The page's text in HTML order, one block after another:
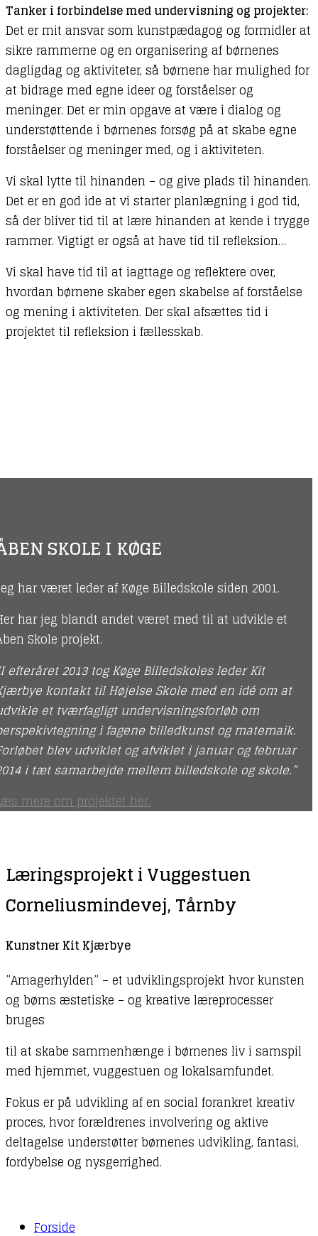
Tanker i forbindelse med undervisning og projekter:
Det er mit ansvar som kunstpædagog og formidler at
sikre rammerne og en organisering af børnenes
dagligdag og aktiviteter, så børnene har mulighed for
at bidrage med egne ideer og forståelser og
meninger. Det er min opgave at være i dialog og
understøttende i børnenes forsøg på at skabe egne
forståelser og meninger med, og i aktiviteten.
Vi skal lytte til hinanden – og give plads til hinanden.
Det er en god ide at vi starter planlægning i god tid,
så der bliver tid til at lære hinanden at kende i trygge
rammer. Vigtigt er også at have tid til refleksion…
Vi skal have tid til at iagttage og reflektere over,
hvordan børnene skaber egen skabelse af forståelse
og mening i aktiviteten. Der skal afsættes tid i
projektet til refleksion i fællesskab.
SKOLE I KØGE
har været leder af Køge Billedskole siden 2001.
har jeg blandt andet været med til at udvikle et
Skole projekt.
efteråret 2013 tog Køge Billedskoles leder Kit
kontakt til Højelse Skole med en idé om at
et tværfagligt undervisningsforløb om
i fagene billedkunst og matemaik.
blev udviklet og afviklet i januar og februar
i tæt samarbejde mellem billedskole og skole.”
mere om projektet her.
Læringsprojekt iVuggestuen
Corneliusmindevej, Tårnby
Kunstner Kit Kjærbye
”Amagerhylden” – et udviklingsprojekt hvor kunsten
og børns æstetiske – og kreative læreprocesser
bruges
til at skabe sammenhænge i børnenes liv i samspil
med hjemmet, vuggestuen og lokalsamfundet.
Fokus er på udvikling af en social forankret kreativ
proces, hvor forældrenes involvering og aktive
deltagelse understøtter børnenes udvikling, fantasi,
fordybelse og nysgerrighed.
Forside